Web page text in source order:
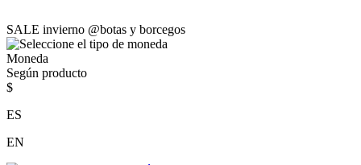
SALE invierno @botas y borcegos
Moneda
Según producto
$
ES
EN